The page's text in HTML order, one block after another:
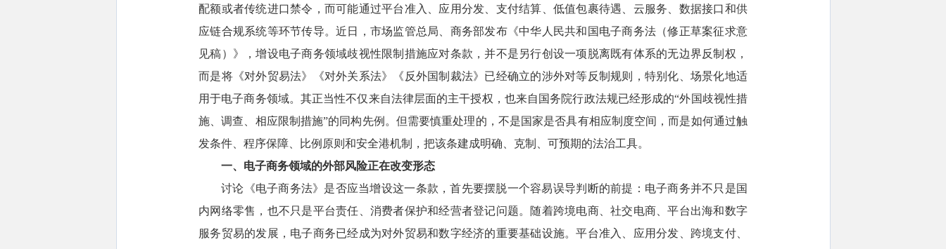
配额或者传统进口禁令，而可能通过平台准入、应用分发、支付结算、低值包裹待遇、云服务、数据接口和供
应链合规系统等环节传导。近日，市场监管总局、商务部发布《中华人民共和国电子商务法（修正草案征求意
见稿）》，增设电子商务领域歧视性限制措施应对条款，并不是另行创设一项脱离既有体系的无边界反制权，
而是将《对外贸易法》《对外关系法》《反外国制裁法》已经确立的涉外对等反制规则，特别化、场景化地适
用于电子商务领域。其正当性不仅来自法律层面的主干授权，也来自国务院行政法规已经形成的“外国歧视性措
施、调查、相应限制措施”的同构先例。但需要慎重处理的，不是国家是否具有相应制度空间，而是如何通过触
发条件、程序保障、比例原则和安全港机制，把该条建成明确、克制、可预期的法治工具。
一、电子商务领域的外部风险正在改变形态
讨论《电子商务法》是否应当增设这一条款，首先要摆脱一个容易误导判断的前提：电子商务并不只是国
内网络零售，也不只是平台责任、消费者保护和经营者登记问题。随着跨境电商、社交电商、平台出海和数字
服务贸易的发展，电子商务已经成为对外贸易和数字经济的重要基础设施。平台准入、应用分发、跨境支付、